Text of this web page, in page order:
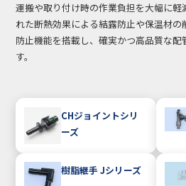
運搬や取り付け時の作業負担を大幅に
れた断熱効果による結露防止や保温材
防止機能を搭載し、確実かつ高品質な
す。
CHジョイントシリ
ーズ
樹脂継手 Jシリーズ